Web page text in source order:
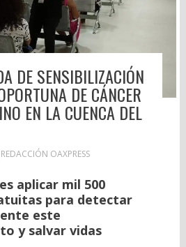
DE SENSIBILIZACIÓN
DE CÁNCER
EN LA CUENCA DEL
REDACCIÓN OAXPRESS
aplicar mil 500
para detectar
este
y salvar vidas